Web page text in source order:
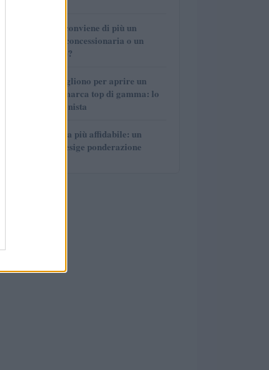
Per le auto usate conviene di più un
finanziamento in concessionaria o un
prestito personale?
Quanti soldi ci vogliono per aprire un
autosalone multimarca top di gamma: lo
spiega il professionista
La macchina usata più affidabile: un
investimento che esige ponderazione